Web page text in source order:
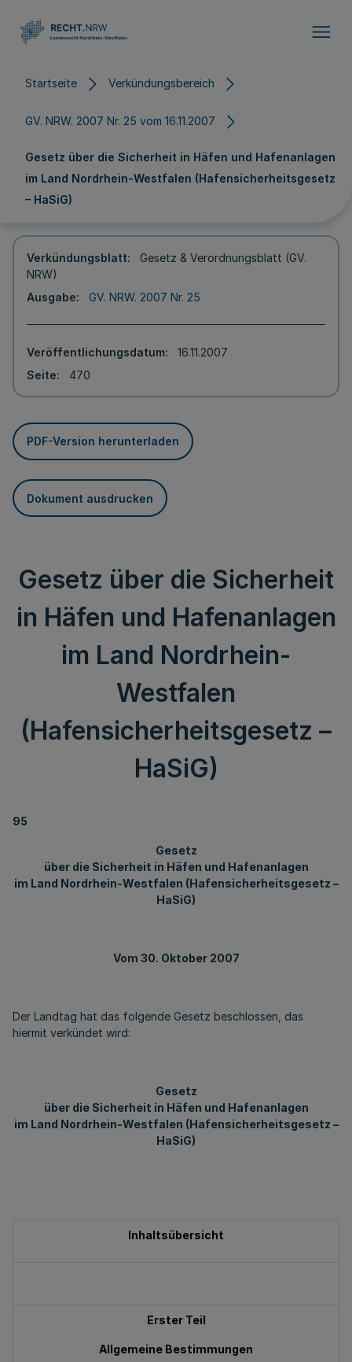
Startseite Verkündungsbereich
GV. NRW. 2007 Nr. 25 vom 16.11.2007
Gesetz über die Sicherheit in Häfen und Hafenanlagen
im Land Nordrhein-Westfalen (Hafensicherheitsgesetz
– HaSiG)
Verkündungsblatt
Gesetz & Verordnungsblatt (GV.
NRW)
Ausgabe
GV. NRW. 2007 Nr. 25
Veröffentlichungsdatum
16.11.2007
Seite
470
PDF-Version herunterladen
Dokument ausdrucken
Gesetz über die Sicherheit
in Häfen und Hafenanlagen
im Land Nordrhein-
Westfalen
(Hafensicherheitsgesetz –
HaSiG)
95
Gesetz
über die Sicherheit in Häfen und Hafenanlagen
im Land Nordrhein-Westfalen (Hafensicherheitsgesetz –
HaSiG)
Vom 30. Oktober 2007
Der Landtag hat das folgende Gesetz beschlossen, das
hiermit verkündet wird:
Gesetz
über die Sicherheit in Häfen und Hafenanlagen
im Land Nordrhein-Westfalen (Hafensicherheitsgesetz –
HaSiG)
Inhaltsübersicht
Erster Teil
Allgemeine Bestimmungen